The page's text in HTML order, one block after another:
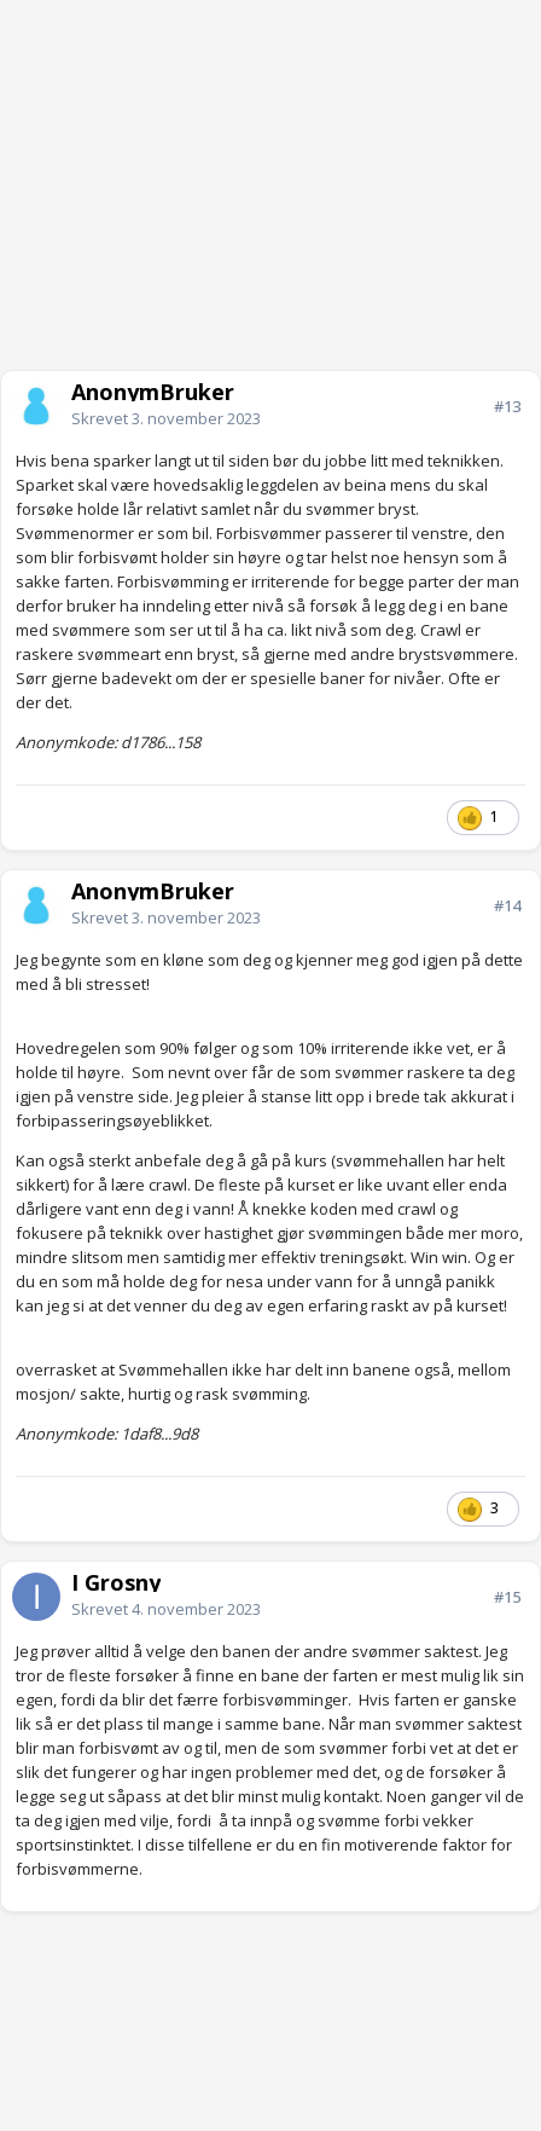
AnonymBruker
Skrevet3. november 2023
#13
Hvis bena sparker langt ut til siden bør du jobbe litt med teknikken.
Sparket skal være hovedsaklig leggdelen av beina mens du skal
forsøke holde lår relativt samlet når du svømmer bryst.
Svømmenormer er som bil. Forbisvømmer passerer til venstre, den
som blir forbisvømt holder sin høyre og tar helst noe hensyn som å
sakke farten. Forbisvømming er irriterende for begge parter der man
derfor bruker ha inndeling etter nivå så forsøk å legg deg i en bane
med svømmere som ser ut til å ha ca. likt nivå som deg. Crawl er
raskere svømmeart enn bryst, så gjerne med andre brystsvømmere.
Sørr gjerne badevekt om der er spesielle baner for nivåer. Ofte er
der det.
Anonymkode: d1786...158
1
AnonymBruker
Skrevet3. november 2023
#14
Jeg begynte som en kløne som deg og kjenner meg god igjen på dette
med å bli stresset!
Hovedregelen som 90% følger og som 10% irriterende ikke vet, er å
holde til høyre. Som nevnt over får de som svømmer raskere ta deg
igjen på venstre side. Jeg pleier å stanse litt opp i brede tak akkurat i
forbipasseringsøyeblikket.
Kan også sterkt anbefale deg å gå på kurs (svømmehallen har helt
sikkert) for å lære crawl. De fleste på kurset er like uvant eller enda
dårligere vant enn deg i vann! Å knekke koden med crawl og
fokusere på teknikk over hastighet gjør svømmingen både mer moro,
mindre slitsom men samtidig mer effektiv treningsøkt. Win win. Og er
du en som må holde deg for nesa under vann for å unngå panikk
kan jeg si at det venner du deg av egen erfaring raskt av på kurset!
overrasket at Svømmehallen ikke har delt inn banene også, mellom
mosjon/ sakte, hurtig og rask svømming.
Anonymkode: 1daf8...9d8
3
I Grosny
Skrevet4. november 2023
#15
Jeg prøver alltid å velge den banen der andre svømmer saktest. Jeg
tror de fleste forsøker å finne en bane der farten er mest mulig lik sin
egen, fordi da blir det færre forbisvømminger. Hvis farten er ganske
lik så er det plass til mange i samme bane. Når man svømmer saktest
blir man forbisvømt av og til, men de som svømmer forbi vet at det er
slik det fungerer og har ingen problemer med det, og de forsøker å
legge seg ut såpass at det blir minst mulig kontakt. Noen ganger vil de
ta deg igjen med vilje, fordi å ta innpå og svømme forbi vekker
sportsinstinktet. I disse tilfellene er du en fin motiverende faktor for
forbisvømmerne.